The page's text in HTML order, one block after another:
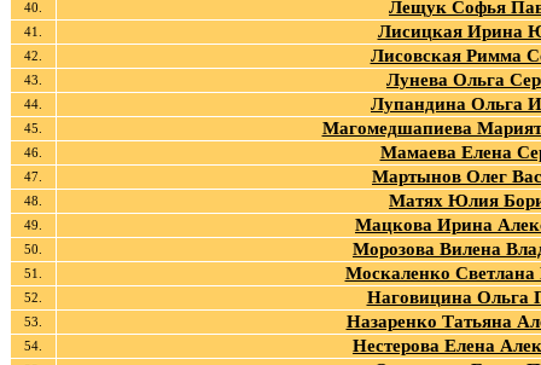
40. Лещук Софья
41. Лисицкая Ирина
42. Лисовская Римма
43. Лунева Ольга
44. Лупандина Ольга
45. Магомедшапиева
46. Мамаева Елена
47. Мартынов Олег
48. Матях Юлия
49. Мацкова Ирина
50. Морозова Вилена
51. Москаленко Светлана
52. Наговицина Ольга
53. Назаренко Татьяна
54. Нестерова Елена